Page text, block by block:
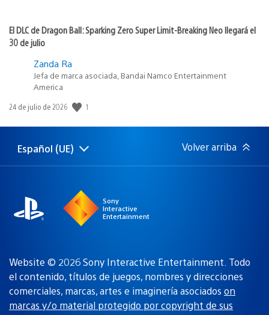
El DLC de Dragon Ball: Sparking Zero Super Limit-Breaking Neo llegará el
30 de julio
Zanda Ra
Jefa de marca asociada, Bandai Namco Entertainment
America
Fecha
publicación:
24 de julio de 2026 1
Selecciona
una
Región
actual:
Español (UE) Volver arriba
Sony
Interactive
Entertainment
Website © 2026 Sony Interactive Entertainment. Todo
el contenido, títulos de juegos, nombres y direcciones
comerciales, marcas, artes e imaginería asociados on
marcas y/o material protegido por copyright de sus